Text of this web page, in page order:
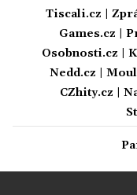
Tiscali.cz
Games.cz
Osobnosti.cz
Nedd.cz
CZhity.cz